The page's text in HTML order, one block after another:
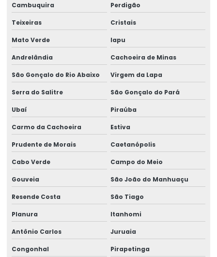
Cambuquira Perdigão
Teixeiras Cristais
Mato Verde Iapu
Andrelândia Cachoeira de Minas
São Gonçalo do Rio Abaixo Virgem da Lapa
Serra do Salitre São Gonçalo do Pará
Ubaí Piraúba
Carmo da Cachoeira Estiva
Prudente de Morais Caetanópolis
Cabo Verde Campo do Meio
Gouveia São João do Manhuaçu
Resende Costa São Tiago
Planura Itanhomi
Antônio Carlos Juruaia
Congonhal Pirapetinga